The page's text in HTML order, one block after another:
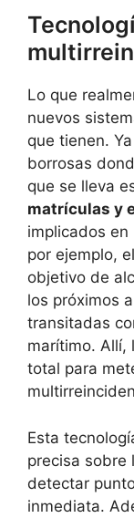
Lo que
nuevos
que tienen.
borrosas
que se lleva
matrículas y
implicados en
por ejemplo,
objetivo de
los próximos
transitadas
marítimo. Allí,
total para
Esta
precisa sobre
detectar
inmediata.